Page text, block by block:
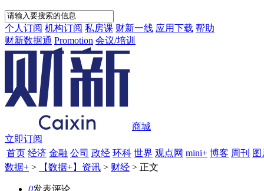
个人订阅 机构订阅 私房课 财新一线 应用下载 帮助
财新数据通 Promotion 会议/培训
商城
立即订阅
首页 经济 金融 公司 政经 环科 世界 观点网 mini+ 博客 周刊 图
数据+ > 【数据+】资讯 > 财经 > 正文
0发表评论